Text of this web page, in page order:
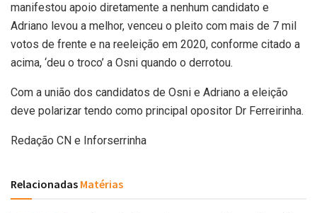
manifestou apoio diretamente a nenhum candidato e
Adriano levou a melhor, venceu o pleito com mais de 7 mil
votos de frente e na reeleição em 2020, conforme citado a
acima, ‘deu o troco’ a Osni quando o derrotou.
Com a união dos candidatos de Osni e Adriano a eleição
deve polarizar tendo como principal opositor Dr Ferreirinha.
Redação CN e Inforserrinha
Relacionadas Matérias